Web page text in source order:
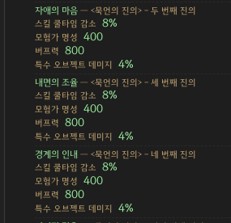
자애의 마음— <묵언의 진의> - 두 번째 진의
스킬 쿨타임 감소
8%
모험가 명성 400
버프력 800
특수 오브젝트 데미지 4%
내면의 조율— <묵언의 진의> - 세 번째 진의
스킬 쿨타임 감소
8%
모험가 명성 400
버프력 800
특수 오브젝트 데미지 4%
경계의 인내— <묵언의 진의> - 네 번째 진의
스킬 쿨타임 감소
8%
모험가 명성 400
버프력 800
특수 오브젝트 데미지 4%